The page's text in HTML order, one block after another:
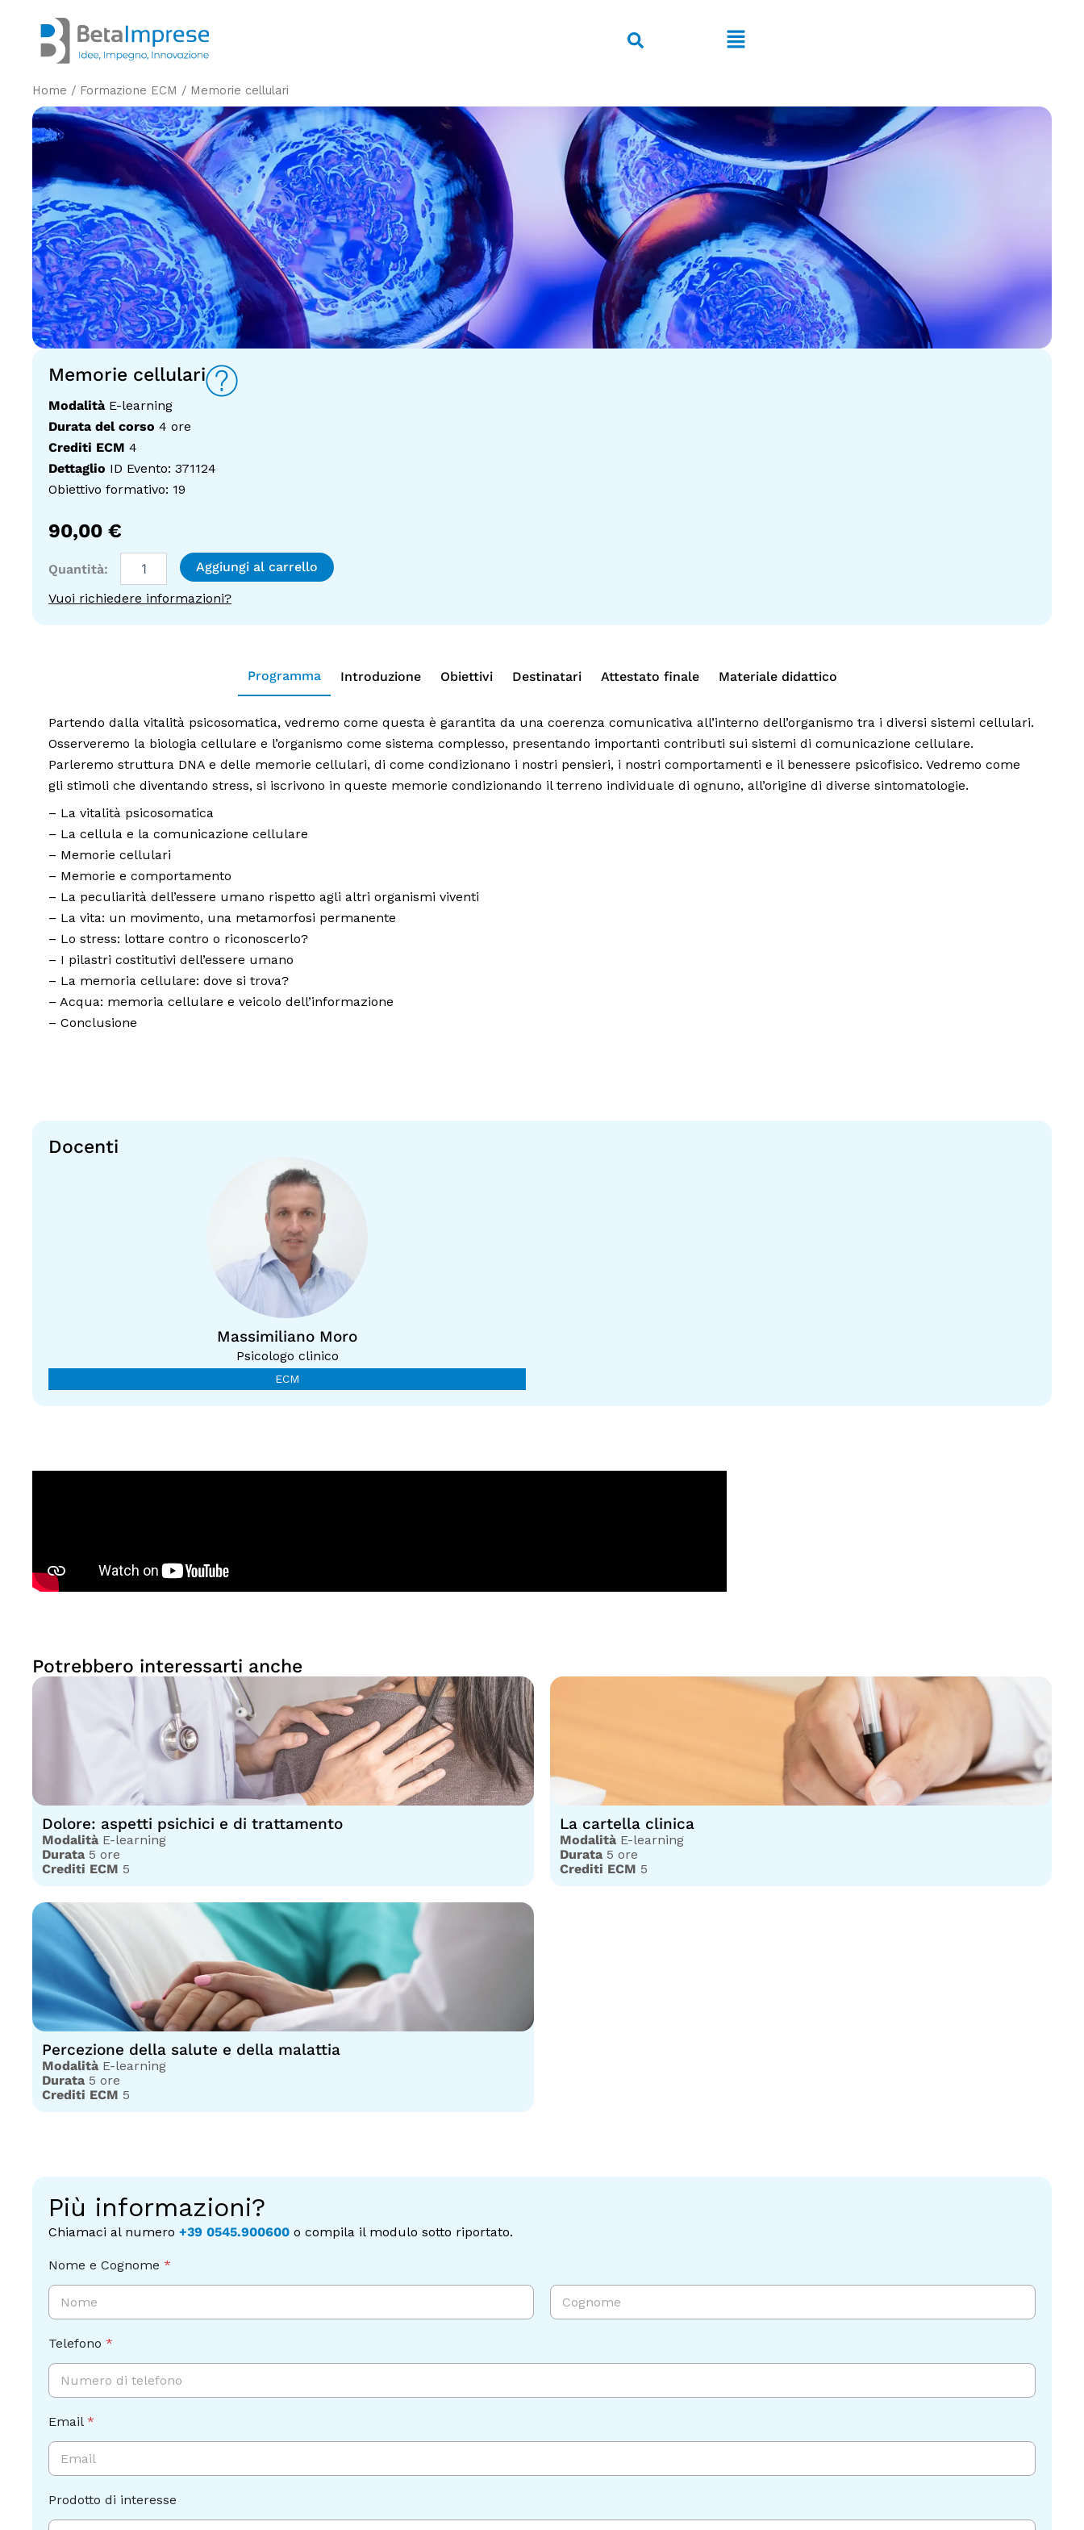
contenuto
Flyout
Home / Formazione ECM / Memorie cellulari
Memorie cellulari
Modalità E-learning
Durata del corso 4 ore
Crediti ECM 4
Dettaglio ID Evento: 371124
Obiettivo formativo: 19
90,00 €
cellulari
quantità
Aggiungi al carrello
Vuoi richiedere informazioni?
Programma Introduzione Obiettivi Destinatari Attestato finale Materiale didattico
Partendo dalla vitalità psicosomatica, vedremo come questa è garantita da una coerenza comunicativa all’interno dell’organismo tra i diversi sistemi cellulari.
Osserveremo la biologia cellulare e l’organismo come sistema complesso, presentando importanti contributi sui sistemi di comunicazione cellulare.
Parleremo struttura DNA e delle memorie cellulari, di come condizionano i nostri pensieri, i nostri comportamenti e il benessere psicofisico. Vedremo come
gli stimoli che diventando stress, si iscrivono in queste memorie condizionando il terreno individuale di ognuno, all’origine di diverse sintomatologie.
– La vitalità psicosomatica
– La cellula e la comunicazione cellulare
– Memorie cellulari
– Memorie e comportamento
– La peculiarità dell’essere umano rispetto agli altri organismi viventi
– La vita: un movimento, una metamorfosi permanente
– Lo stress: lottare contro o riconoscerlo?
– I pilastri costitutivi dell’essere umano
– La memoria cellulare: dove si trova?
– Acqua: memoria cellulare e veicolo dell’informazione
– Conclusione
Docenti
Massimiliano Moro
Psicologo clinico
ECM
Potrebbero interessarti anche
Dolore: aspetti psichici e di trattamento
Modalità E-learning
Durata 5 ore
Crediti ECM 5
La cartella clinica
Modalità E-learning
Durata 5 ore
Crediti ECM 5
Percezione della salute e della malattia
Modalità E-learning
Durata 5 ore
Crediti ECM 5
Più informazioni?
Chiamaci al numero +39 0545.900600 o compila il modulo sotto riportato.
Nome e Cognome *
Telefono *
Email *
c
c
Prodotto di interesse